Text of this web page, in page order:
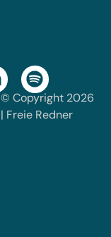
© Copyright 2026
| Freie Redner